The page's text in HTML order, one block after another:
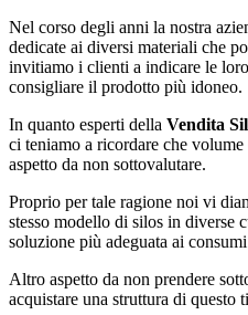
Nel corso degli anni la nostra
dedicate ai diversi materiali che
invitiamo i clienti a indicare le
consigliare il prodotto più idoneo.
In quanto esperti della Vendita
ci teniamo a ricordare che
aspetto da non sottovalutare.
Proprio per tale ragione noi vi
stesso modello di silos in diverse
soluzione più adeguata ai
Altro aspetto da non prendere
acquistare una struttura di questo